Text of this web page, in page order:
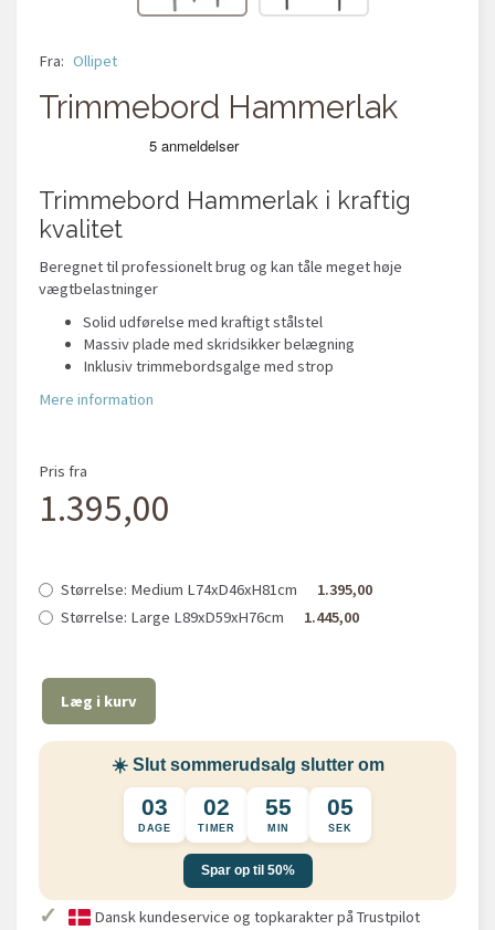
Fra: Ollipet
Trimmebord Hammerlak
Trimmebord Hammerlak i kraftig
kvalitet
Beregnet til professionelt brug og kan tåle meget høje
vægtbelastninger
Solid udførelse med kraftigt stålstel
Massiv plade med skridsikker belægning
Inklusiv trimmebordsgalge med strop
Mere information
Pris fra
1.395,00
Størrelse: Medium L74xD46xH81cm
1.395,00
Størrelse: Large L89xD59xH76cm 1.445,00
Læg i kurv
☀️ Slut sommerudsalg slutter om
03
DAGE
02
TIMER
55
MIN
04
SEK
Spar op til 50%
✓ Dansk kundeservice og topkarakter på Trustpilot